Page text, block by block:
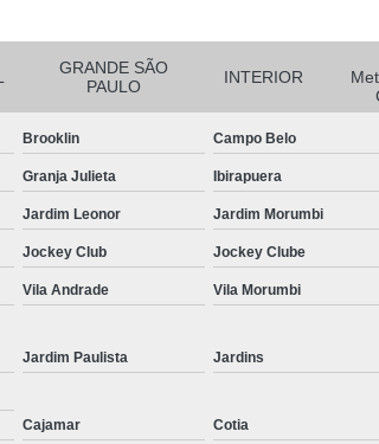
Corrimão Inox Quadrado
Corte a Laser Chapa Aço Inox
Corte a Laser em Chapa
Corte a Laser Oxigênio
Corte e Dobra de Chapa a Laser
Corte a Laser em Chapa de
Corte Chapa a Laser
GRANDE SÃO
PAULO
INTERIOR
Brooklin Campo Belo
Granja Julieta Ibirapuera
Jardim Leonor Jardim Morumbi
Jockey Club Jockey Clube
Vila Andrade Vila Morumbi
Jardim Paulista Jardins
Cajamar Cotia